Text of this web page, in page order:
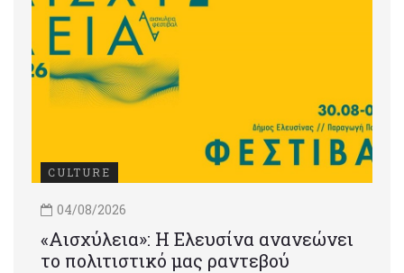
CULTURE
04/08/2026
«Αισχύλεια»: Η Ελευσίνα ανανεώνει
το πολιτιστικό μας ραντεβού